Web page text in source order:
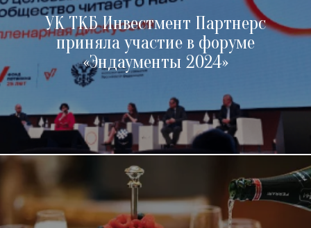
УК ТКБ Инвестмент Партнерс
приняла участие в форуме
«Эндаументы 2024»